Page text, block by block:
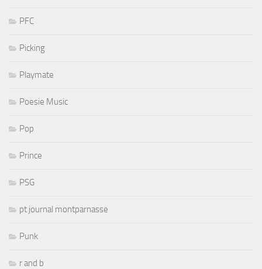
PFC
Picking
Playmate
Poesie Music
Pop
Prince
PSG
pt journal montparnasse
Punk
r and b